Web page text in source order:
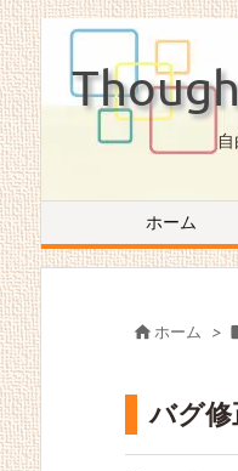
ホーム
 ホーム >
バグ修